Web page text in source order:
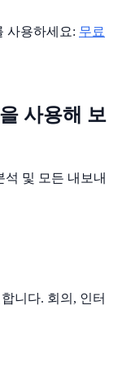
사용하세요: 무료
사용해 보
및 모든 내보내
니다. 회의, 인터